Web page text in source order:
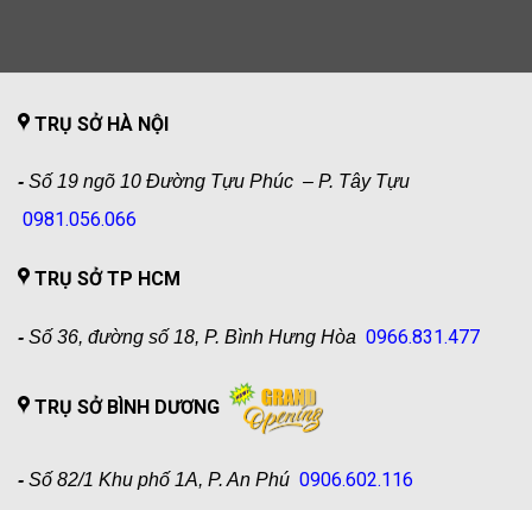
TRỤ SỞ HÀ NỘI
- Số 19 ngõ 10 Đường Tựu Phúc – P. Tây Tựu
0981.056.066
TRỤ SỞ TP HCM
- Số 36, đường số 18, P. Bình Hưng Hòa 0966.831.477
TRỤ SỞ BÌNH DƯƠNG
- Số 82/1 Khu phố 1A, P. An Phú 0906.602.116